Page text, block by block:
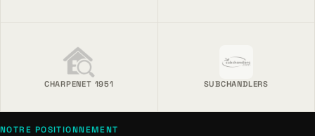
CHARPENET 1951 SUBCHANDLERS
NOTRE POSITIONNEMENT